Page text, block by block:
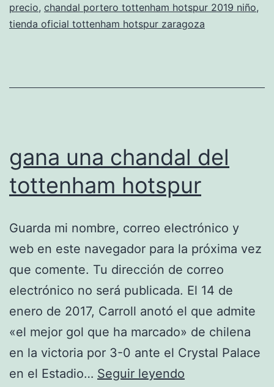
el
corte
precio, chandal portero tottenham hotspur 2019 niño,
tienda oficial tottenham hotspur zaragoza
gana una chandal del
tottenham hotspur
Guarda mi nombre, correo electrónico y
web en este navegador para la próxima vez
que comente. Tu dirección de correo
electrónico no será publicada. El 14 de
enero de 2017, Carroll anotó el que admite
«el mejor gol que ha marcado» de chilena
en la victoria por 3-0 ante el Crystal Palace
en el Estadio… Seguir leyendo